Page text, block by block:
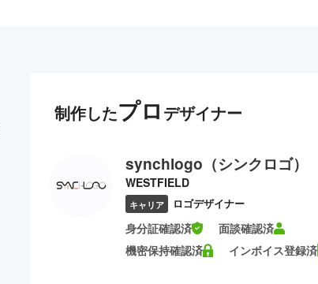
制作したプロ デザイナー
synchlogo（シンクロゴ）
WESTFIELD
キャリア ロゴデザイナー
身分証確認済
面談確認済
機密保持確認済
インボイス登録済